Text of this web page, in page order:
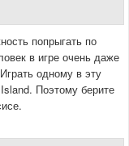
попрыгать по
в игре очень даже
одному в эту
Поэтому берите